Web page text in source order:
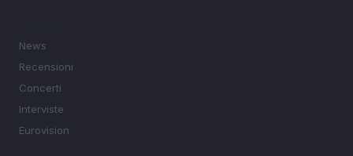
News
Recensioni
Concerti
Interviste
Eurovision